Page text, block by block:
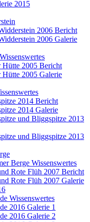
2015
2006 Bericht
2006 Galerie
Hütte 2005 Bericht
Hütte 2005 Galerie
2014 Bericht
2014 Galerie
und Bliggspitze 2013
und Bliggspitze 2013
Berge Wissenswertes
Rote Flüh 2007 Bericht
Rote Flüh 2007 Galerie
Wissenswertes
2016 Galerie 1
2016 Galerie 2